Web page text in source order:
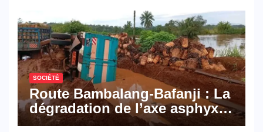
numériques made in
Cameroon
SOCIÉTÉ
Route Bambalang-Bafanji : La
dégradation de l’axe asphyxie
les activités économiques